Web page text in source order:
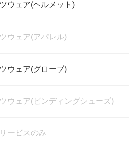
ウェア(ヘルメット)
ウェア(アパレル)
ウェア(グローブ)
ウェア(ビンディングシューズ)
ービスのみ